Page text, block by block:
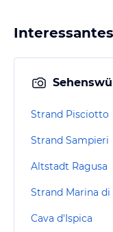
Strand Pisciotto
Strand Sampieri
Altstadt Ragusa
Strand Marina di
Cava d'Ispica